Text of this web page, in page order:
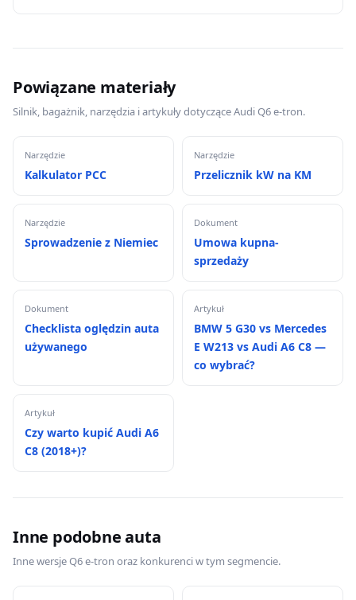
Powiązane materiały
Silnik, bagażnik, narzędzia i artykuły dotyczące Audi Q6 e-tron.
Narzędzie
Kalkulator PCC
Narzędzie
Przelicznik kW na KM
Narzędzie
Sprowadzenie z Niemiec
Dokument
Umowa kupna-
sprzedaży
Dokument
Checklista oględzin auta
używanego
Artykuł
BMW 5 G30 vs Mercedes
E W213 vs Audi A6 C8 —
co wybrać?
Artykuł
Czy warto kupić Audi A6
C8 (2018+)?
Inne podobne auta
Inne wersje Q6 e-tron oraz konkurenci w tym segmencie.